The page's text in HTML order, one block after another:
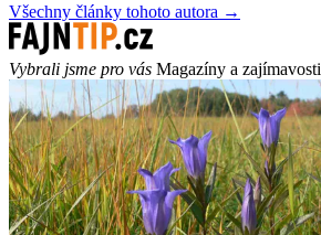
Všechny články tohoto autora →
Vybrali jsme pro vás Magazíny a zajímavosti